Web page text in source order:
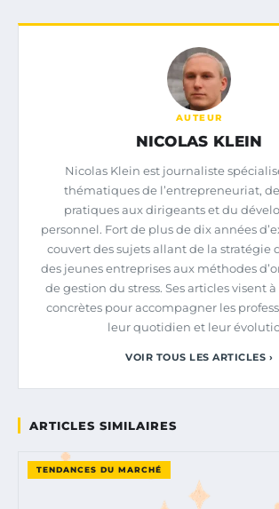
AUTEUR
NICOLAS KLEIN
Nicolas Klein est journaliste
thématiques de l’entrepreneuriat,
pratiques aux dirigeants et du
personnel. Fort de plus de dix années
couvert des sujets allant de la stratégie
des jeunes entreprises aux méthodes
de gestion du stress. Ses articles visent
concrètes pour accompagner les
leur quotidien et leur
VOIR TOUS LES ARTICLES ›
ARTICLES SIMILAIRES
TENDANCES DU MARCHÉ